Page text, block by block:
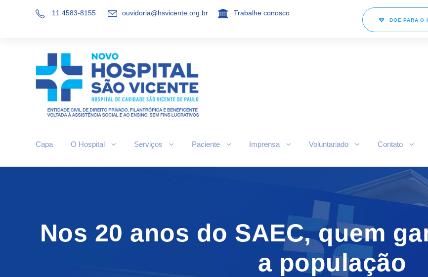
11 4583-8155 ouvidoria@hsvicente.org.br Trabalhe conosco
DOE PARA O
Capa O Hospital Serviços Paciente Imprensa Voluntariado Contato
Nos 20 anos do SAEC, quem
a população